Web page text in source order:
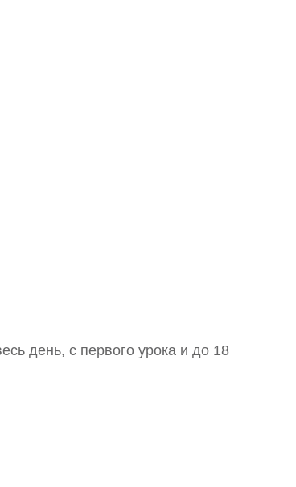
день, с первого урока и до 18